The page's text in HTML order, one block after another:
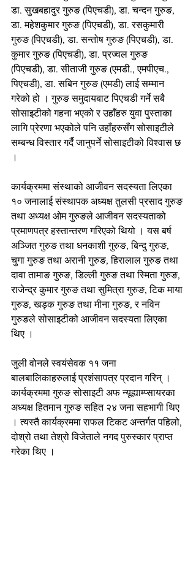
डा. सुखबहादुर गुरुङ (पिएचडी), डा. चन्दन गुरुङ,
डा. महेशकुमार गुरुङ (पिएचडी), डा. रसकुमारी
गुरुङ (पिएचडी), डा. सन्तोष गुरुङ (पिएचडी), डा.
कुमार गुरुङ (पिएचडी), डा. प्रज्वल गुरुङ
(पिएचडी), डा. सीताजी गुरुङ (एमडी., एमपीएच.,
पिएचडी), डा. सबिन गुरुङ (एमडी) लाई सम्मान
गरेको हो । गुरुङ समुदायबाट पिएचडी गर्ने सबै
सोसाइटीको गहना भएको र उहाँहरु युवा पुस्ताका
लागि प्रेरणा भएकोले पनि उहाँहरुसँग सोसाइटीले
सम्बन्ध विस्तार गर्दै जानुपर्ने सोसाइटीको विश्वास छ
।
कार्यक्रममा संस्थाको आजीवन सदस्यता लिएका
१० जनालाई संस्थापक अध्यक्ष तुलसी प्रसाद गुरुङ
तथा अध्यक्ष ओम गुरुङले आजीवन सदस्यताको
प्रमाणपत्र हस्तान्तरण गरिएको थियो । यस बर्ष
अञ्जित गुरुङ तथा धनकाशी गुरुङ, बिन्दु गुरुङ,
चुगा गुरुङ तथा अरानी गुरुङ, हिरालाल गुरुङ तथा
दावा तामाङ गुरुङ, डिल्ली गुरुङ तथा स्मिता गुरुङ,
राजेन्द्र कुमार गुरुङ तथा सुमित्रा गुरुङ, टिक माया
गुरुङ, खड्क गुरुङ तथा मीना गुरुङ, र नविन
गुरुङले सोसाइटीको आजीवन सदस्यता लिएका
थिए ।
जुली वोनले स्वयंसेवक ११ जना
बालबालिकाहरुलाई प्रशंसापत्र प्रदान गरिन् ।
कार्यक्रममा गुरुङ सोसाइटी अफ न्यूह्याम्प्सायरका
अध्यक्ष हितमान गुरुङ सहित २४ जना सहभागी थिए
। त्यस्तै कार्यक्रममा राफल टिकट अन्तर्गत पहिलो,
दोश्रो तथा तेश्रो विजेताले नगद पुरुस्कार प्राप्त
गरेका थिए ।